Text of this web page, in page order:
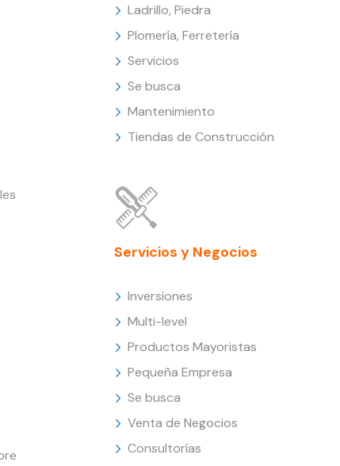
Ladrillo, Piedra
Plomería, Ferretería
Servicios
Se busca
Mantenimiento
Tiendas de Construcción
Servicios y Negocios
Inversiones
Multi-level
Productos Mayoristas
Pequeña Empresa
Se busca
Venta de Negocios
Consultorías